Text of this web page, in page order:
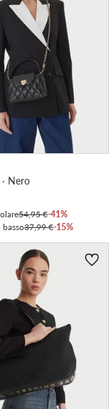
Nero
54,95 €-41%
basso37,99 €-15%